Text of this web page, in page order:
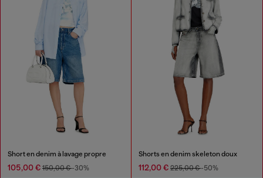
Short en denim à lavage propre
105,00 € 150,00 €-30%
Shorts en denim skeleton doux
112,00 € 225,00 €-50%